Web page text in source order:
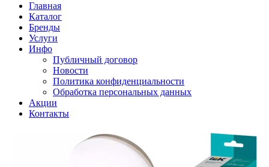
Главная
Каталог
Бренды
Услуги
Инфо
Публичный договор
Новости
Политика конфиденциальности
Обработка персональных данных
Акции
Контакты